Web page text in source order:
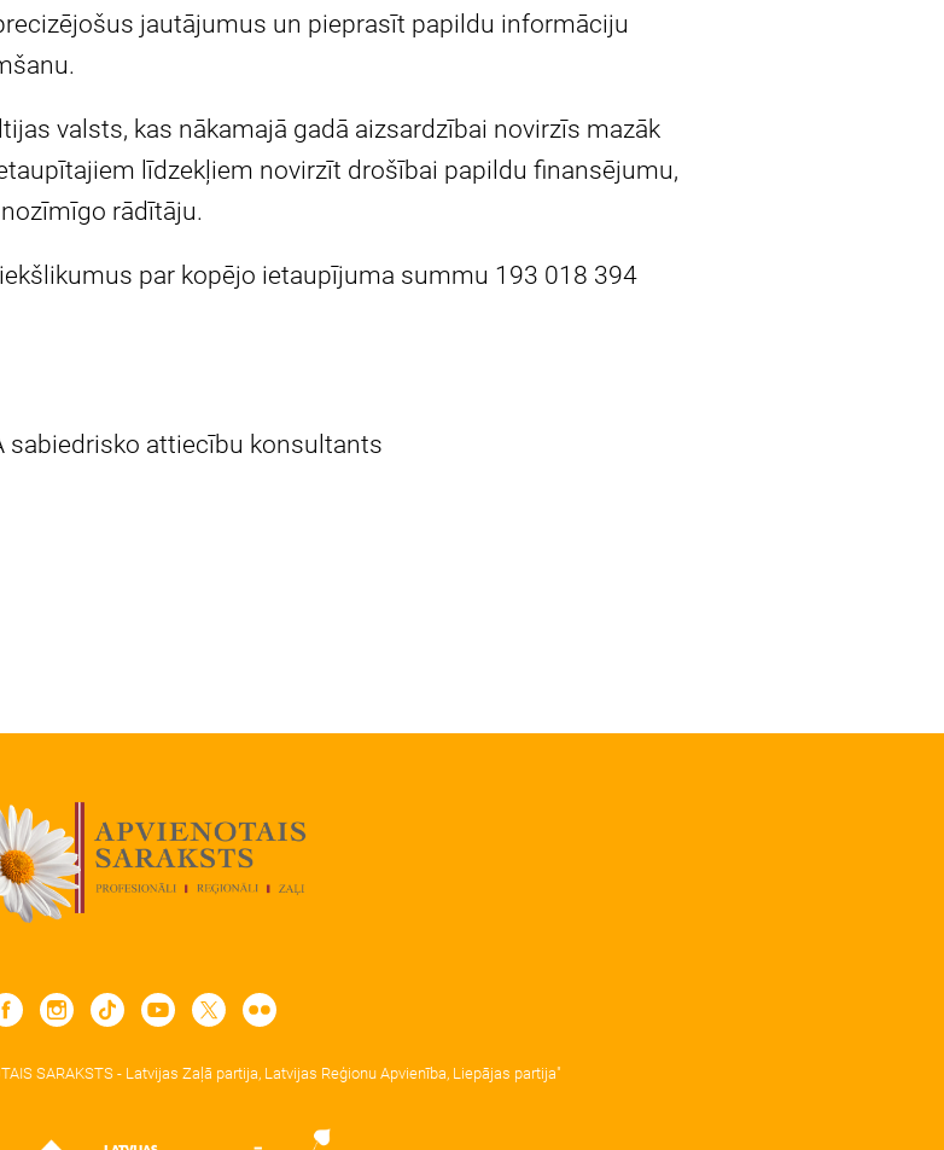
jautājumus un pieprasīt papildu informāciju
valsts, kas nākamajā gadā aizsardzībai novirzīs mazāk
līdzekļiem novirzīt drošībai papildu finansējumu,
rādītāju.
par kopējo ietaupījuma summu 193 018 394
sabiedrisko attiecību konsultants
SARAKSTS - Latvijas Zaļā partija, Latvijas Reģionu Apvienība, Liepājas partija"